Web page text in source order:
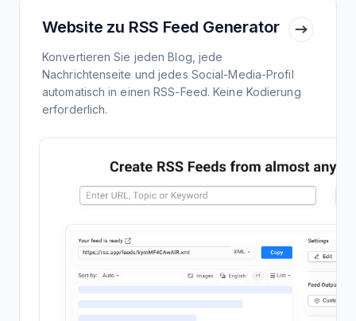
Website zu RSS Feed Generator
Konvertieren Sie jeden Blog, jede
Nachrichtenseite und jedes Social-Media-Profil
automatisch in einen RSS-Feed. Keine Kodierung
erforderlich.